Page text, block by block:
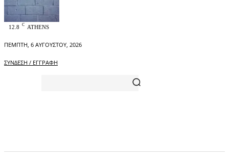
OFFICIAL
12.8 C ATHENS
ΠΈΜΠΤΗ, 6 ΑΥΓΟΎΣΤΟΥ, 2026
ΣΎΝΔΕΣΗ / ΕΓΓΡΑΦΉ